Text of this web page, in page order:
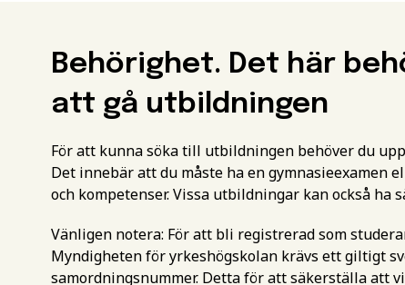
Behörighet. Det här
att gå utbildningen
För att kunna söka till utbildningen behöver du
Det innebär att du måste ha en gymnasieexamen
och kompetenser. Vissa utbildningar kan också ha
Vänligen notera: För att bli registrerad som
Myndigheten för yrkeshögskolan krävs ett giltigt
samordningsnummer. Detta för att säkerställa att